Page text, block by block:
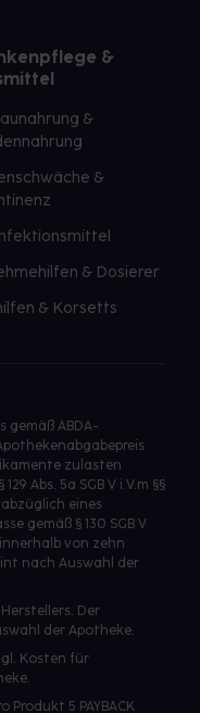
&
&
&
& Dosierer
& Korsetts
gemäß ABDA-
zulasten
Abs. 5a SGB V i.V.m §§
eines
gemäß § 130 SGB V
von zehn
nach Auswahl der
Der
der Apotheke.
Kosten für
Produkt 5 PAYBACK